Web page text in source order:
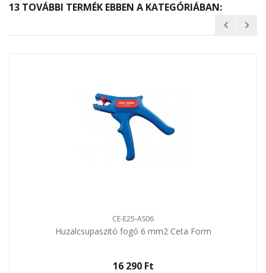
13 TOVÁBBI TERMÉK EBBEN A KATEGÓRIÁBAN:
CE-E25-AS06
Huzalcsupaszitó fogó 6 mm2 Ceta Form
16 290 Ft‎